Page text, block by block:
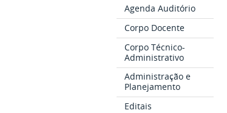
Agenda Auditório
Corpo Docente
Corpo Técnico-
Administrativo
Administração e
Planejamento
Editais